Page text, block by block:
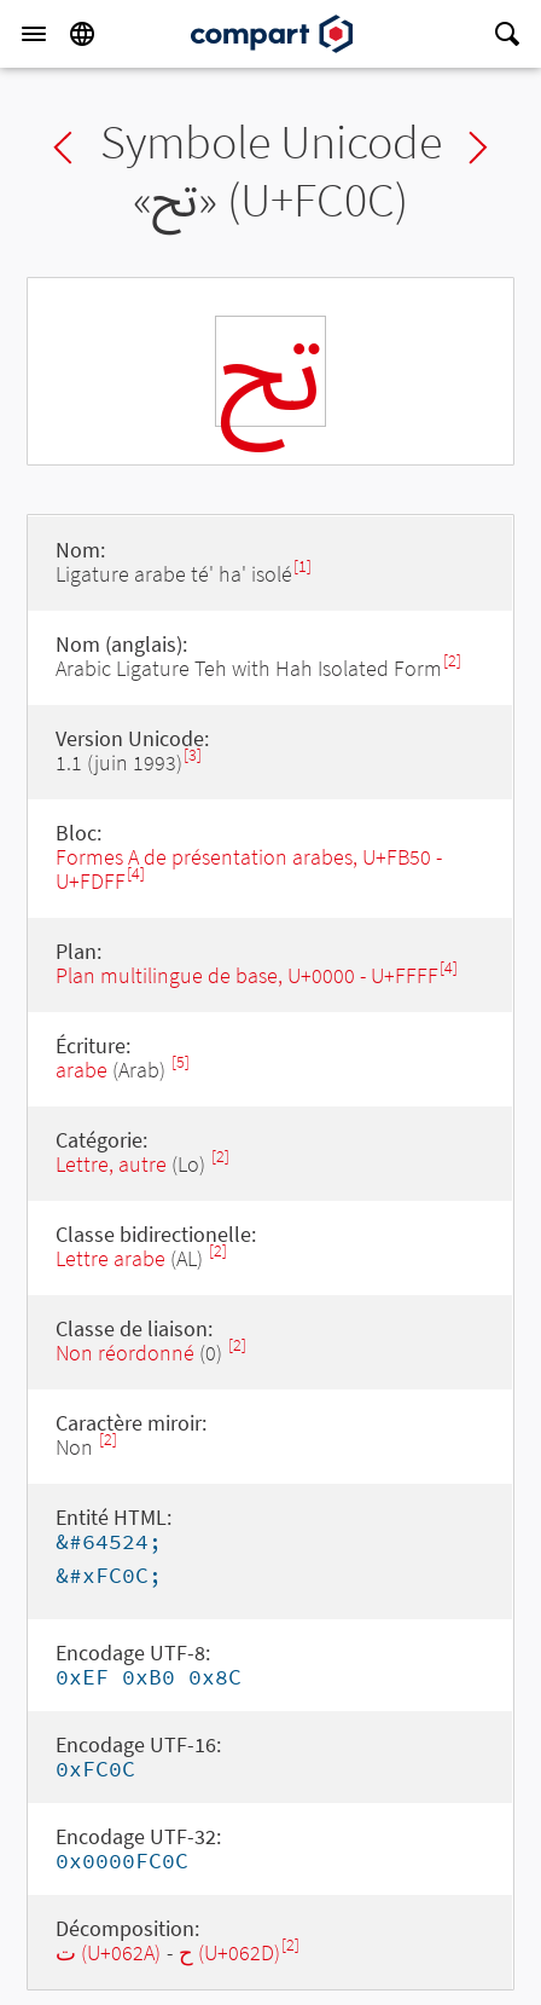
Previous char
Symbole Unicode
«ﰌ» (U+FC0C)
ﰌ
Nom:
Ligature arabe té' ha' isolé[1]
Nom (anglais):
Arabic Ligature Teh with Hah Isolated Form [2]
Version Unicode:
1.1 (juin 1993)[3]
Bloc:
Formes A de présentation arabes, U+FB50 -
U+FDFF[4]
Plan:
Plan multilingue de base, U+0000 - U+FFFF[4]
Écriture:
arabe (Arab) [5]
Catégorie:
Lettre, autre (Lo) [2]
Classe bidirectionelle:
Lettre arabe (AL) [2]
Classe de liaison:
Non réordonné (0) [2]
Caractère miroir:
Non [2]
Entité HTML:
&#64524;
&#xFC0C;
Encodage UTF-8:
0xEF 0xB0 0x8C
Encodage UTF-16:
0xFC0C
Encodage UTF-32:
0x0000FC0C
Décomposition:
ت (U+062A) - ح (U+062D)[2]